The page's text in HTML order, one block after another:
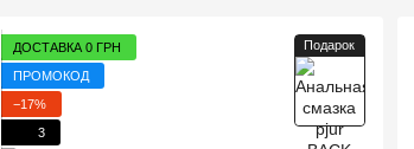
Подарок
ДОСТАВКА 0 ГРН
ПРОМОКОД
−17%
3